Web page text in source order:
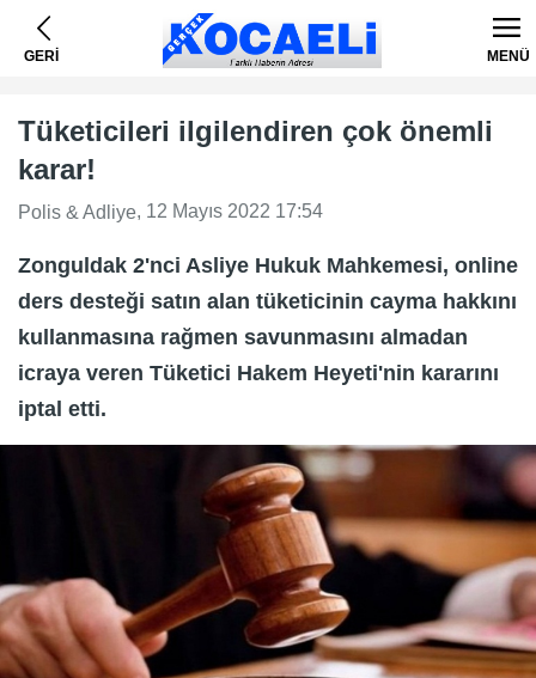
GERİ MENÜ
Tüketicileri ilgilendiren çok önemli
karar!
Polis & Adliye, 12 Mayıs 2022 17:54
Zonguldak 2'nci Asliye Hukuk Mahkemesi, online
ders desteği satın alan tüketicinin cayma hakkını
kullanmasına rağmen savunmasını almadan
icraya veren Tüketici Hakem Heyeti'nin kararını
iptal etti.